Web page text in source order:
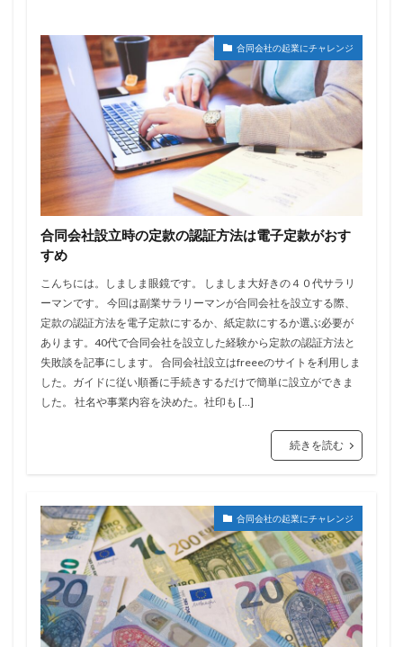
合同会社の起業にチャレンジ
合同会社設立時の定款の認証方法は電子定款がおす
すめ
こんちには。しましま眼鏡です。 しましま大好きの４０代サラリ
ーマンです。 今回は副業サラリーマンが合同会社を設立する際、
定款の認証方法を電子定款にするか、紙定款にするか選ぶ必要が
あります。40代で合同会社を設立した経験から定款の認証方法と
失敗談を記事にします。 合同会社設立はfreeeのサイトを利用しま
した。ガイドに従い順番に手続きするだけで簡単に設立ができま
した。 社名や事業内容を決めた。社印も […]
続きを読む
合同会社の起業にチャレンジ